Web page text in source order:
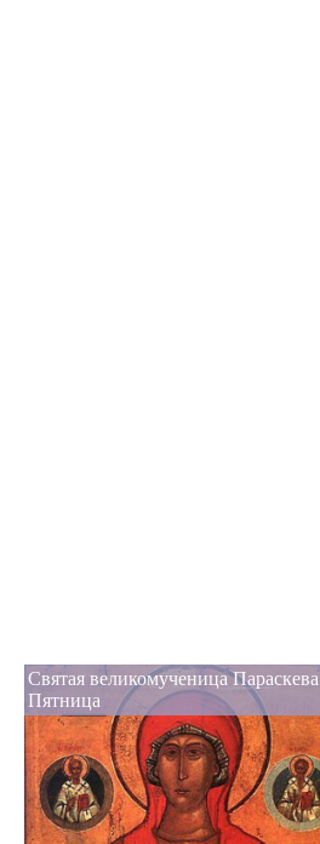
Святая великомученица Параскева
Пятница